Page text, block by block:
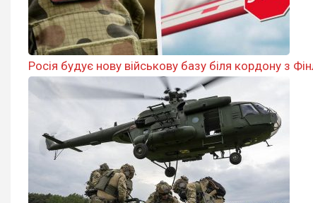
Росія будує нову військову базу біля кордону з